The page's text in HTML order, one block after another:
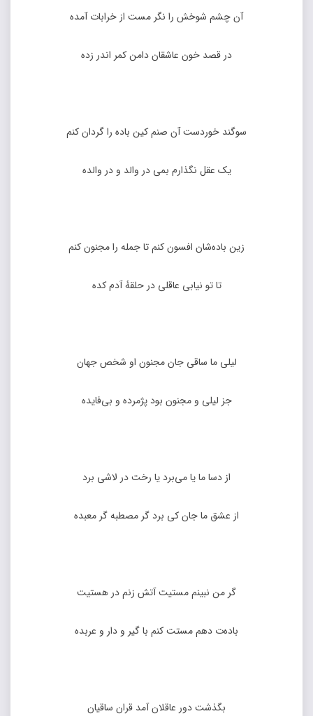
آن چشم شوخش را نگر مست از خرابات آمده
در قصد خون عاشقان دامن کمر اندر زده
سوگند خوردست آن صنم کین باده را گردان کنم
یک عقل نگذارم بمی در والد و در والده
زین باده‌شان افسون کنم تا جمله را مجنون کنم
تا تو نیابی عاقلی در حلقهٔ آدم کده
لیلی ما ساقی جان مجنون او شخص جهان
جز لیلی و مجنون بود پژمرده و بی‌فایده
از دسا ما یا می‌برد یا رخت در لاشی برد
از عشق ما جان کی برد گر مصطبه گر معبده
گر من نبینم مستیت آتش زنم در هستیت
باده‌ت دهم مستت کنم با گیر و دار و عربده
بگذشت دور عاقلان آمد قران ساقیان